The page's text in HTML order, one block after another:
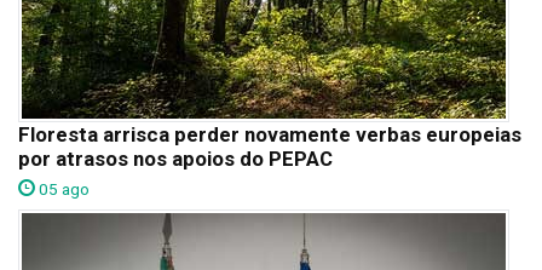
Floresta arrisca perder novamente verbas europeias
por atrasos nos apoios do PEPAC
05 ago